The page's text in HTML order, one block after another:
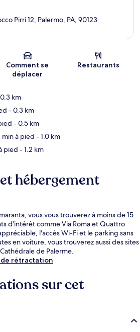
Carte
Pirri 12, Palermo, PA, 90123
Comment se
déplacer
Restaurants
km
- 0.3 km
- 0.5 km
min à pied - 1.0 km
pied - 1.2 km
hébergement
vous vous trouverez à moins de 15
d'intérêt comme Via Roma et Quattro
l'accès Wi-Fi et le parking sans
en voiture, vous trouverez aussi des sites
de Palerme.
rétractation
sur cet